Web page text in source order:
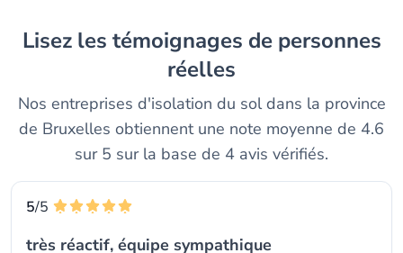
Lisez les témoignages de personnes
réelles
Nos entreprises d'isolation du sol dans la province
de Bruxelles obtiennent une note moyenne de 4.6
sur 5 sur la base de 4 avis vérifiés.
5/5
très réactif, équipe sympathique